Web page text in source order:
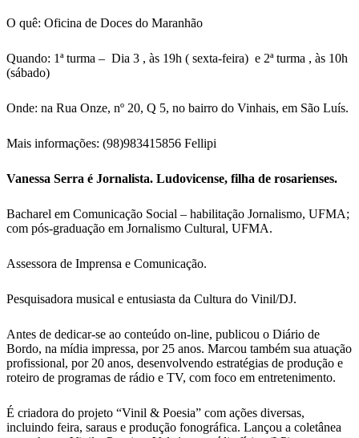
O quê: Oficina de Doces do Maranhão
Quando: 1ª turma – Dia 3 , às 19h ( sexta-feira) e 2ª turma , às 10h
(sábado)
Onde: na Rua Onze, nº 20, Q 5, no bairro do Vinhais, em São Luís.
Mais informações: (98)983415856 Fellipi
Vanessa Serra é Jornalista. Ludovicense, filha de rosarienses.
Bacharel em Comunicação Social – habilitação Jornalismo, UFMA;
com pós-graduação em Jornalismo Cultural, UFMA.
Assessora de Imprensa e Comunicação.
Pesquisadora musical e entusiasta da Cultura do Vinil/DJ.
Antes de dedicar-se ao conteúdo on-line, publicou o Diário de
Bordo, na mídia impressa, por 25 anos. Marcou também sua atuação
profissional, por 20 anos, desenvolvendo estratégias de produção e
roteiro de programas de rádio e TV, com foco em entretenimento.
É criadora do projeto “Vinil & Poesia” com ações diversas,
incluindo feira, saraus e produção fonográfica. Lançou a coletânea